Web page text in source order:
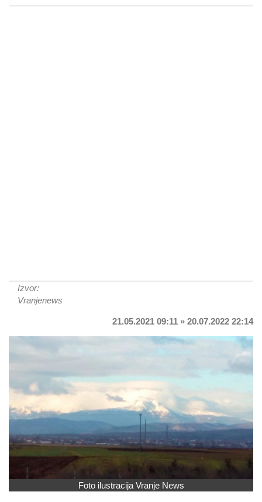
Izvor:
Vranjenews
21.05.2021 09:11 » 20.07.2022 22:14
Foto ilustracija Vranje News